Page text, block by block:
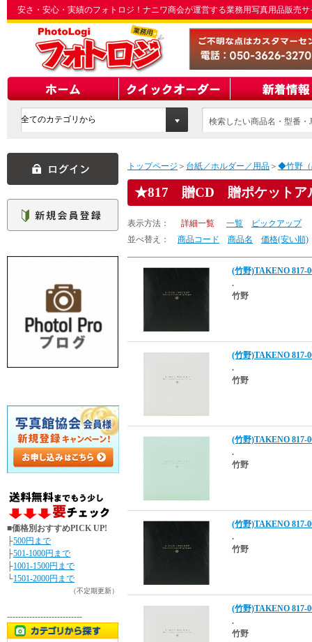
安さ・安心・実績のフォトロジ！ナニワ商会が運営する業務用写真用品販売
検索したい商品名・型番
トップページ ＞ 台紙／ホルダー／用品 ＞ ◆竹野（
817 贈CD 贈ポケットア
表示方法： 詳細一覧 一覧
ピックアップ
並べ替え：
商品コード 商品名 価格(安い順)
(竹野)TAKENO 817-
.
竹野
(竹野)TAKENO 817-
.
竹野
(竹野)TAKENO 817-
.
竹野
(竹野)TAKENO 817-
.
竹野
(竹野)TAKENO 817-
.
竹野
■価格別おすすめPICK UP!
├500円まで
├501-1000円まで
├1001-1500円まで
└1501-2000円まで
（不定期更新）
---------------------------